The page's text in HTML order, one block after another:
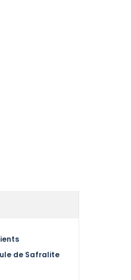
de Safralite